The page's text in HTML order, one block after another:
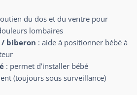
du dos et du ventre pour
lombaires
biberon : aide à positionner bébé à
: permet d’installer bébé
(toujours sous surveillance)